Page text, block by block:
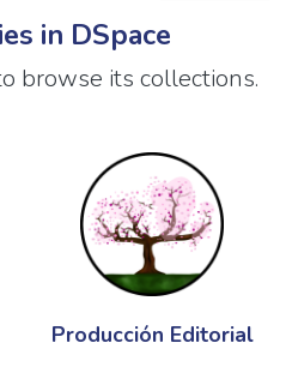
in DSpace
browse its collections.
Producción Editorial